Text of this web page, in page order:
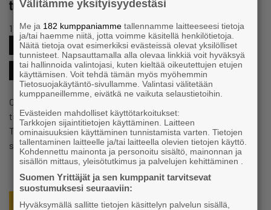
tukena
11.6.2021 klo 14:36 Tapahtuma
#YRITYKSENPERUSTAMINEN #LIIKETOIMINTA
#RAHOITUS
Oletko kiinnostunut työllistymään yrittäjänä? Kaipaatko
tukea tai lisää osaamista yritystoiminnan alkutaipaleella?
TE-toimisto ja ELY-keskus tukevat yrityksiä monipuolisesti
sen elinkaaren ja…
Välitämme yksityisyydestäsi
Me ja 182 kumppaniamme tallennamme laitteeseesi tietoja
ja/tai haemme niitä, jotta voimme käsitellä henkilötietoja.
Näitä tietoja ovat esimerkiksi evästeissä olevat yksilölliset
tunnisteet. Napsauttamalla alla olevaa linkkiä voit hyväksyä
tai hallinnoida valintojasi, kuten kieltää oikeutettujen etujen
käyttämisen. Voit tehdä tämän myös myöhemmin
Tietosuojakäytäntö-sivullamme. Valintasi välitetään
kumppaneillemme, eivätkä ne vaikuta selaustietoihin.
Evästeiden mahdolliset käyttötarkoitukset:
Tarkkojen sijaintitietojen käyttäminen. Laitteen
ominaisuuksien käyttäminen tunnistamista varten. Tietojen
tallentaminen laitteelle ja/tai laitteella olevien tietojen käyttö.
Kohdennettu mainonta ja personoitu sisältö, mainonnan ja
sisällön mittaus, yleisötutkimus ja palvelujen kehittäminen .
Suomen Yrittäjät ja sen kumppanit tarvitsevat
suostumuksesi seuraaviin:
Hyväksymällä sallitte tietojen käsittelyn palvelun sisällä,